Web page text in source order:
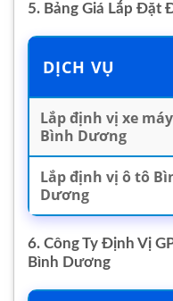
5. Bảng Giá Lắp Đặt
DỊCH VỤ
Lắp định vị xe máy
Bình Dương
Lắp định vị ô tô
Dương
6. Công Ty Định Vị
Bình Dương